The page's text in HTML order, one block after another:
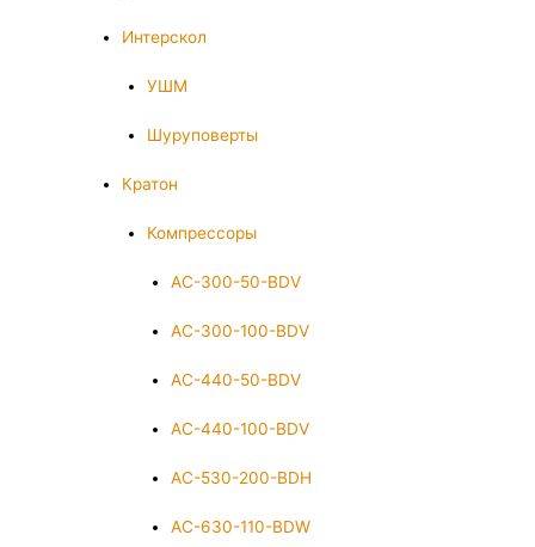
Интерскол
УШМ
Шуруповерты
Кратон
Компрессоры
AC-300-50-BDV
AC-300-100-BDV
AC-440-50-BDV
AC-440-100-BDV
AC-530-200-BDH
AC-630-110-BDW